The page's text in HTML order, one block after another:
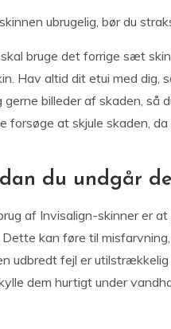
ubrugelig, bør du
bruge det forrige sæt
Hav altid dit etui med dig,
billeder af skaden, så
forsøge at skjule skaden,
du undgår
af Invisalign-skinner er
kan føre til
udbredt fejl er
dem hurtigt under